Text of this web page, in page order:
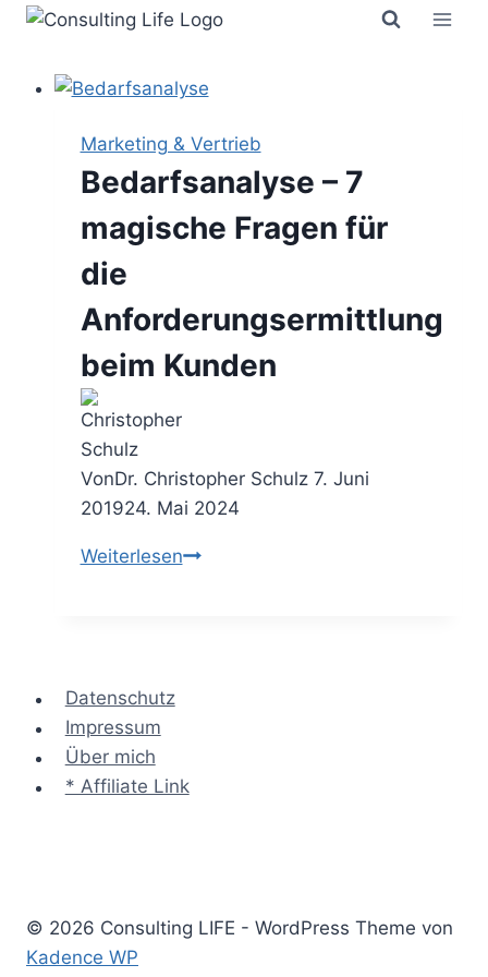
Zum
springen
Marketing & Vertrieb
Bedarfsanalyse – 7
magische Fragen für
die
Anforderungsermittlung
beim Kunden
VonDr. Christopher Schulz 7. Juni
201924. Mai 2024
WeiterlesenBedarfsanalyse
beim
Datenschutz
Impressum
Über mich
* Affiliate Link
© 2026 Consulting LIFE - WordPress Theme von
Kadence WP